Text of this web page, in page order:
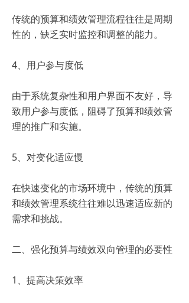
传统的预算和绩效管理流程往往是周期
性的，缺乏实时监控和调整的能力。
4、用户参与度低
由于系统复杂性和用户界面不友好，导
致用户参与度低，阻碍了预算和绩效管
理的推广和实施。
5、对变化适应慢
在快速变化的市场环境中，传统的预算
和绩效管理系统往往难以迅速适应新的
需求和挑战。
二、强化预算与绩效双向管理的必要性
1、提高决策效率